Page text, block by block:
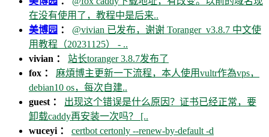
在没有使用了，教程中是后来..
美博园 ： @vivian 已发布，谢谢 Toranger_v3.8.7 中文使
用教程（20231125） - ..
vivian ： 站长toranger 3.8.7发布了
fox ： 麻煩博主更新一下流程，本人使用vultr作為vps，
debian10 os，每次自建..
guest ： 出现这个错误是什么原因？证书已经正常，要
卸载caddy再安装一次吗？ [..
wuceyi ： certbot certonly --renew-by-default -d